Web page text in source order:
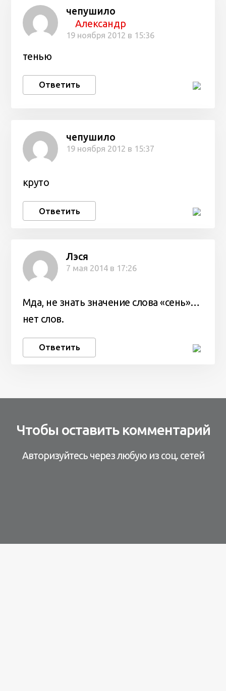
чепушило
Александр
19 ноября 2012 в 15:36
тенью
Ответить
чепушило
19 ноября 2012 в 15:37
круто
Ответить
Лэся
7 мая 2014 в 17:26
Мда, не знать значение слова «сень»…
нет слов.
Ответить
Чтобы оставить комментарий
Авторизуйтесь через любую из соц. сетей